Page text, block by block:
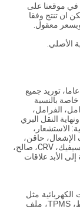
في موقعنا على
ان تنتج وفقا
شركتنا متخصصة في قطع غيار السيارات أكثر من 15 عاما، توريد جميع
خاصة بالنسبة
الفرامل،
النقل البري
الاستشعار،
الإشعال، حاقن،
مضخة الوقود، والكثير من قطع الغيار هوندا أكورد ل، سيفيك، CRV، صالح،
الأبد علاقات
مثل
أجهزة الاستشعار الاوكسجين، استشعار الضغط النفط، TPMS، ملف